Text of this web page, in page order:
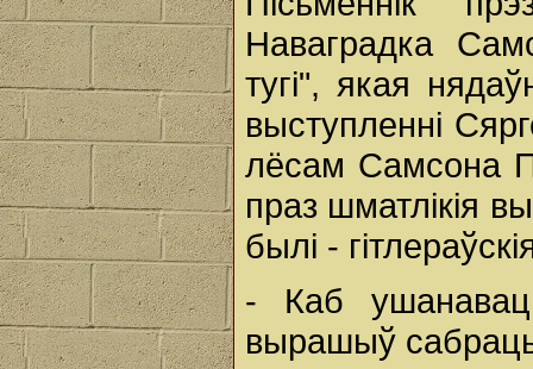
Наваградка
тугі", якая
выступленні
лёсам Самсона
праз шматлікія
былі -
- Каб
вырашыў